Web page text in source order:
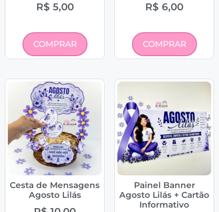
R$ 5,00
COMPRAR
R$ 6,00
COMPRAR
Cesta de Mensagens
Agosto Lilás
Painel Banner
Agosto Lilás + Cartão
Informativo